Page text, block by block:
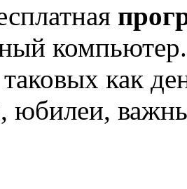
как
юбилеи,